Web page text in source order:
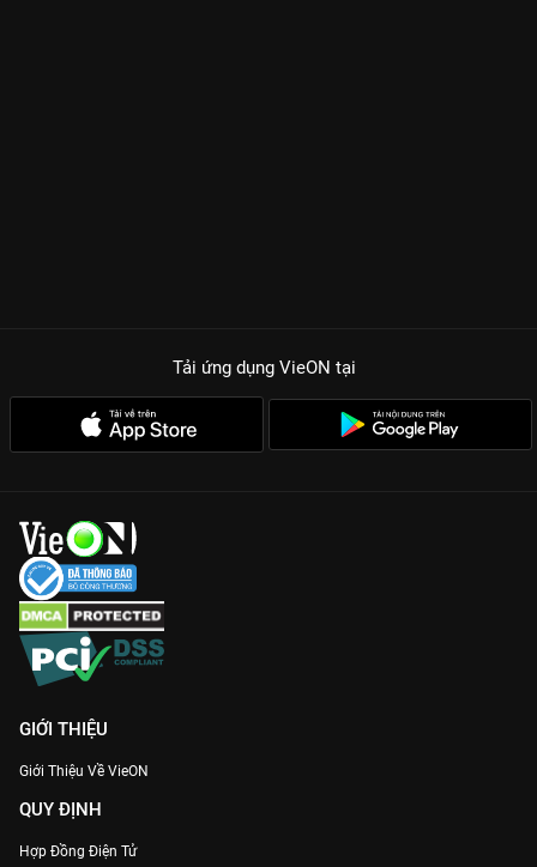
Tải ứng dụng VieON tại
GIỚI THIỆU
Giới Thiệu Về VieON
QUY ĐỊNH
Hợp Đồng Điện Tử